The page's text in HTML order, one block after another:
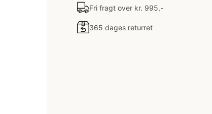
Fri fragt over kr. 995,-
365 dages returret